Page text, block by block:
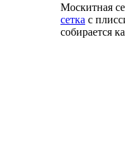
Москитная
сетка с
собирается